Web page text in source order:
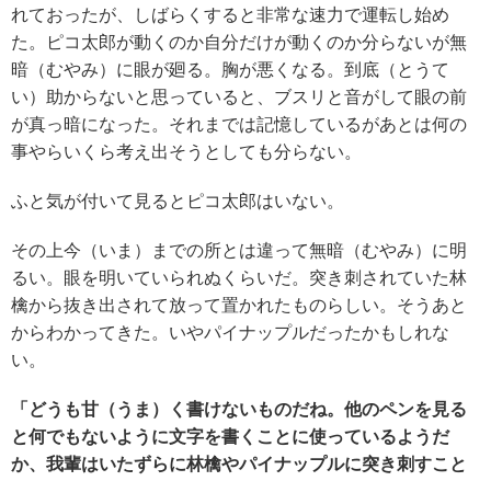
れておったが、しばらくすると非常な速力で運転し始め
た。ピコ太郎が動くのか自分だけが動くのか分らないが無
暗（むやみ）に眼が廻る。胸が悪くなる。到底（とうて
い）助からないと思っていると、ブスリと音がして眼の前
が真っ暗になった。それまでは記憶しているがあとは何の
事やらいくら考え出そうとしても分らない。
ふと気が付いて見るとピコ太郎はいない。
その上今（いま）までの所とは違って無暗（むやみ）に明
るい。眼を明いていられぬくらいだ。突き刺されていた林
檎から抜き出されて放って置かれたものらしい。そうあと
からわかってきた。いやパイナップルだったかもしれな
い。
「どうも甘（うま）く 書けないものだね。 他のペンを 見る
と何でもないよう に文字を書くことに使っているようだ
か、我輩はいたずらに林檎やパイナップルに突き刺すこと